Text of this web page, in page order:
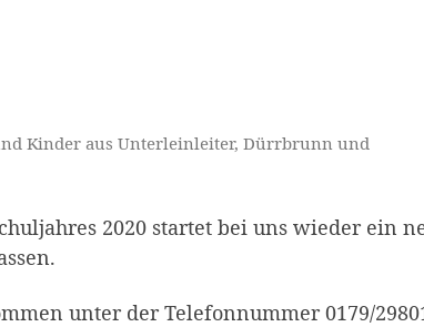
Kinder aus Unterleinleiter, Dürrbrunn und
2020 startet bei uns wieder ein
unter der Telefonnummer 0179/